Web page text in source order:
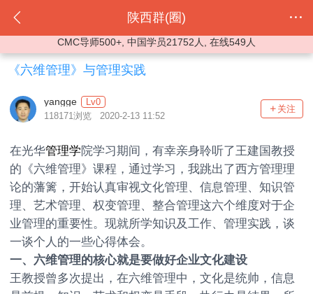
陕西群(圈)
CMC导师500+, 中国学员21752人, 在线549人
《六维管理》与管理实践
yangge
Lv0
118171浏览 2020-2-13 11:52
关注
在光华管理学院学习期间，有幸亲身聆听了王建国教授
的《六维管理》课程，通过学习，我跳出了西方管理理
论的藩篱，开始认真审视文化管理、信息管理、知识管
理、艺术管理、权变管理、整合管理这六个维度对于企
业管理的重要性。现就所学知识及工作、管理实践，谈
一谈个人的一些心得体会。
一、六维管理的核心就是要做好企业文化建设
王教授曾多次提出，在六维管理中，文化是统帅，信息